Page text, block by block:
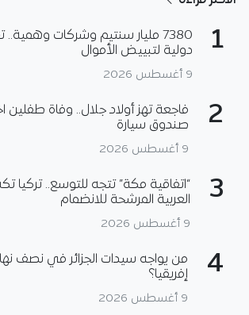
1
7380 مليار سنتيم وشركات
دولية لتبييض الأموال
9 أغسطس 2026
2
فاجعة تهز أولاد جلال.. وفاة طفلين
صندوق سيارة
9 أغسطس 2026
3
“اتفاقية مكة” تتجه للتوسع.. تركيا
العربية المرشحة للانضمام
9 أغسطس 2026
4
من يواجه سيدات الجزائر في نصف
إفريقيا؟
9 أغسطس 2026